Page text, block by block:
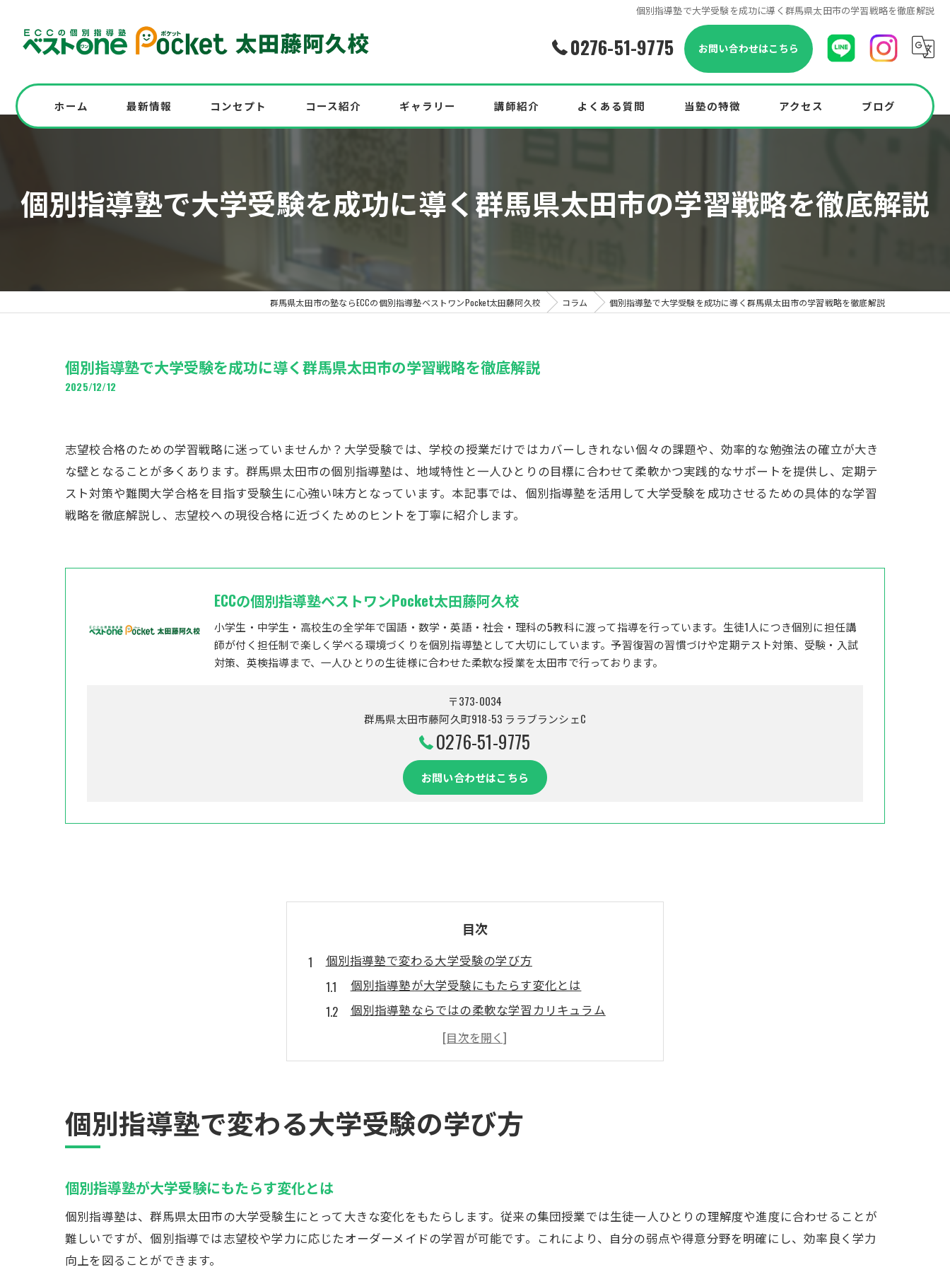
個別指導塾で大学受験を成功に導く群馬県太田市の学習戦略を徹底解説
0276-51-9775 お問い合わせはこちら
ホーム 最新情報
高校入試を受験する中学生必見！模試実施中！
コンセプト コース紹介 ギャラリー 講師紹介 よくある質問 当塾の特徴
中学生
Pocketプラン
アクセス ブログ
個別指導塾で大学受験を成功に導く群馬県太田市の学習戦略を徹底解説
群馬県太田市の塾ならECCの個別指導塾ベストワンPocket太田藤阿久校 コラム 個別指導塾で大学受験を成功に導く群馬県太田市の学習戦略を徹底解説
個別指導塾で大学受験を成功に導く群馬県太田市の学習戦略を徹底解説
2025/12/12
志望校合格のための学習戦略に迷っていませんか？大学受験では、学校の授業だけではカバーしきれない個々の課題や、効率的な勉強法の確立が大き
な壁となることが多くあります。群馬県太田市の個別指導塾は、地域特性と一人ひとりの目標に合わせて柔軟かつ実践的なサポートを提供し、定期テ
スト対策や難関大学合格を目指す受験生に心強い味方となっています。本記事では、個別指導塾を活用して大学受験を成功させるための具体的な学習
戦略を徹底解説し、志望校への現役合格に近づくためのヒントを丁寧に紹介します。
ECCの個別指導塾ベストワンPocket太田藤阿久校
小学生・中学生・高校生の全学年で国語・数学・英語・社会・理科の5教科に渡って指導を行っています。生徒1人につき個別に担任講
師が付く担任制で楽しく学べる環境づくりを個別指導塾として大切にしています。予習復習の習慣づけや定期テスト対策、受験・入試
対策、英検指導まで、一人ひとりの生徒様に合わせた柔軟な授業を太田市で行っております。
〒373-0034
群馬県太田市藤阿久町918-53 ララブランシェC
0276-51-9775
お問い合わせはこちら
目次
個別指導塾で変わる大学受験の学び方
個別指導塾が大学受験にもたらす変化とは
個別指導塾ならではの柔軟な学習カリキュラム
定期テスト対策から大学受験まで個別指導塾で対応
高校生にも最適な個別指導塾の活用ポイント
大学受験成功へ導く個別指導塾活用術
個別指導塾で志望校合格を目指す勉強法
個別指導塾の講師による定期的な進捗チェック活用法
個別指導塾で学習計画を立てるメリット
個別指導塾で変わる大学受験の学び方
個別指導塾が大学受験にもたらす変化とは
個別指導塾は、群馬県太田市の大学受験生にとって大きな変化をもたらします。従来の集団授業では生徒一人ひとりの理解度や進度に合わせることが
難しいですが、個別指導では志望校や学力に応じたオーダーメイドの学習が可能です。これにより、自分の弱点や得意分野を明確にし、効率良く学力
向上を図ることができます。